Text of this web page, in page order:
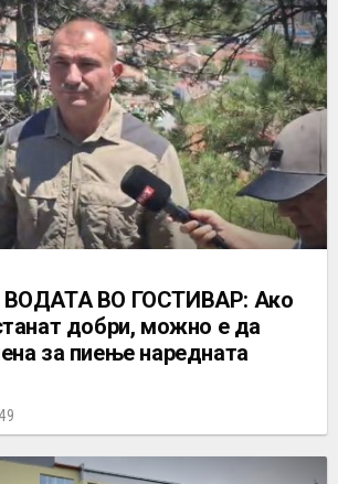
ВО ГОСТИВАР: Ако
добри, можно е да
за пиење наредната